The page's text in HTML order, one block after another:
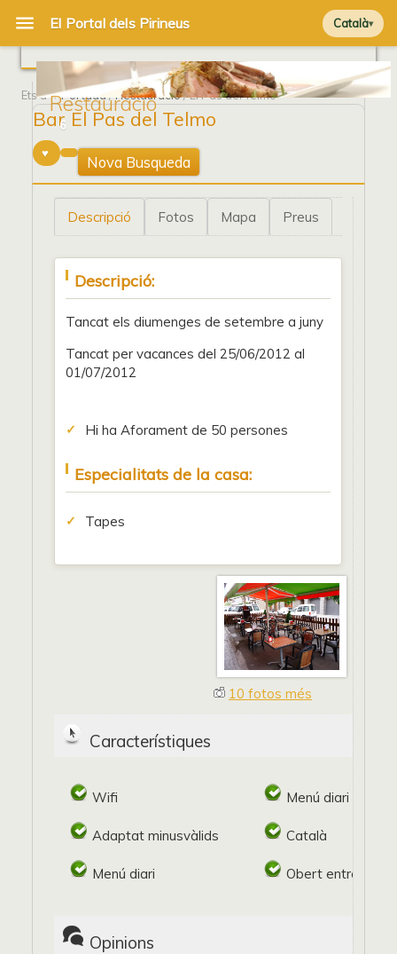
Català
Restauració
Ets a Portada/ Restauració/ El Pas del Telmo
Bar El Pas del Telmo
6
Nova Busqueda
Descripció Fotos Mapa Preus
Descripció:
Tancat els diumenges de setembre a juny
Tancat per vacances del 25/06/2012 al
01/07/2012
Hi ha Aforament de 50 persones
Especialitats de la casa:
Tapes
10 fotos més
Característiques
Wifi Menú diari
Adaptat minusvàlids Català
Menú diari Obert entre
Opinions